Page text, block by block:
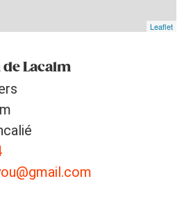
Leaflet
Lacalm